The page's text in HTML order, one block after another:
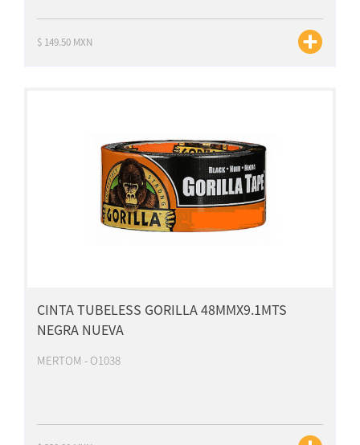
$ 149.50 MXN
CINTA TUBELESS GORILLA 48MMX9.1MTS
NEGRA NUEVA
MERTOM - O1038